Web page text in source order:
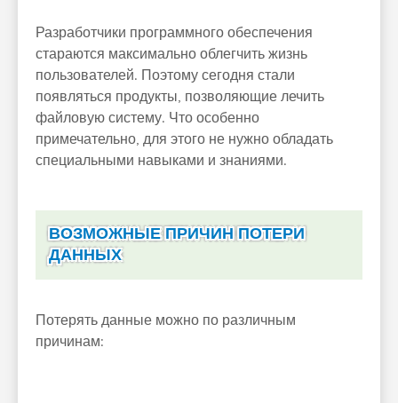
Разработчики программного обеспечения
стараются максимально облегчить жизнь
пользователей. Поэтому сегодня стали
появляться продукты, позволяющие лечить
файловую систему. Что особенно
примечательно, для этого не нужно обладать
специальными навыками и знаниями.
ВОЗМОЖНЫЕ ПРИЧИН ПОТЕРИ
ДАННЫХ
Потерять данные можно по различным
причинам: